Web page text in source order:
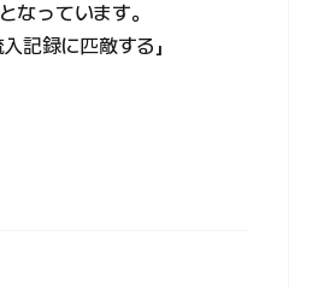
なっています。
記録に匹敵する」